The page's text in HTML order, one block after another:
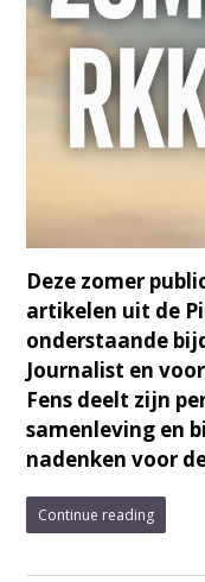
Deze zomer
artikelen uit de
onderstaande
Journalist en
Fens deelt zijn
samenleving en
nadenken voor
Continue reading